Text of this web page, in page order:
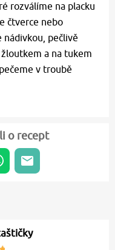
rozválíme na placku
čtverce nebo
pečlivě
a na tukem
v troubě
o recept